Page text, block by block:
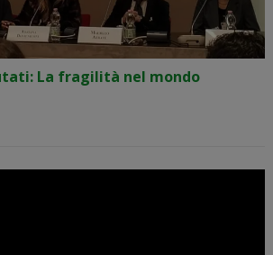
La fragilità nel mondo